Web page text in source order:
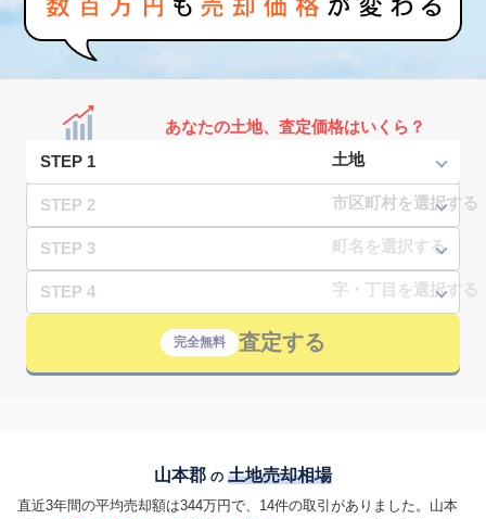
あなたの土地、査定価格はいくら？
STEP 1
STEP 2
STEP 3
STEP 4
完全無料 査定する
山本郡 の 土地売却相場
直近3年間の平均売却額は344万円で、14件の取引がありました。山本
お問い合わせ